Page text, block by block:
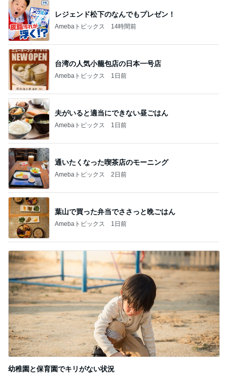
レジェンド松下のなんでもプレゼン！
Amebaトピックス 14時間前
台湾の人気小籠包店の日本一号店
Amebaトピックス 1日前
夫がいると適当にできない昼ごはん
Amebaトピックス 1日前
通いたくなった喫茶店のモーニング
Amebaトピックス 2日前
葉山で買った弁当でささっと晩ごはん
Amebaトピックス 1日前
幼稚園と保育園でキリがない状況